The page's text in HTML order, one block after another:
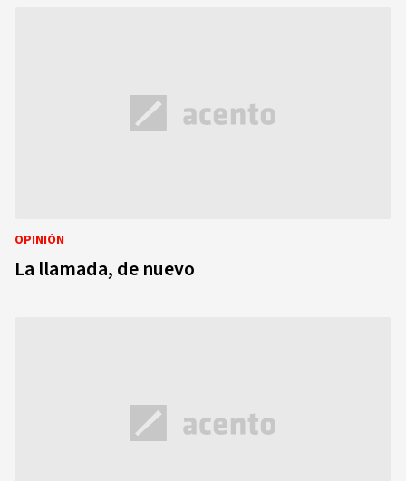
OPINIÓN
La llamada, de nuevo